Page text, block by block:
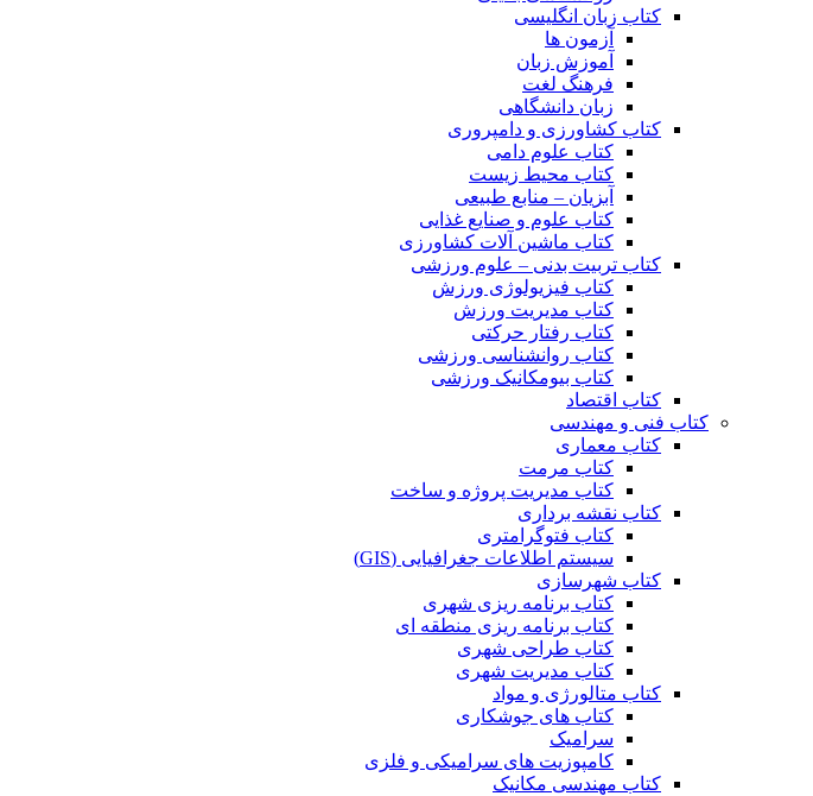
کتاب زبان انگلیسی
آزمون ها
آموزش زبان
فرهنگ لغت
زبان دانشگاهی
کتاب کشاورزی و دامپروری
کتاب علوم دامی
کتاب محیط زیست
آبزیان – منابع طبیعی
کتاب علوم و صنایع غذایی
کتاب ماشین آلات کشاورزی
کتاب تربیت بدنی – علوم ورزشی
کتاب فیزیولوژی ورزش
کتاب مدیریت ورزش
کتاب رفتار حرکتی
کتاب روانشناسی ورزشی
کتاب بیومکانیک ورزشی
کتاب اقتصاد
کتاب فنی و مهندسی
کتاب معماری
کتاب مرمت
کتاب مدیریت پروژه و ساخت
کتاب نقشه برداری
کتاب فتوگرامتری
سیستم اطلاعات جغرافیایی (GIS)
کتاب شهرسازی
کتاب برنامه ریزی شهری
کتاب برنامه ریزی منطقه ای
کتاب طراحی شهری
کتاب مدیریت شهری
کتاب متالورژی و مواد
کتاب های جوشکاری
سرامیک
کامپوزیت های سرامیکی و فلزی
کتاب مهندسی مکانیک